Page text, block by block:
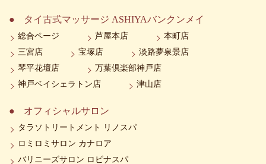
タイ古式マッサージ ASHIYAバンクンメイ
総合ページ 芦屋本店
本町店
三宮店
宝塚店
淡路夢泉景店
琴平花壇店
万葉倶楽部神戸店
神戸ベイシェラトン店
津山店
オフィシャルサロン
タラソトリートメント リノスパ
ロミロミサロン カナロア
バリニーズサロン ロビナスパ